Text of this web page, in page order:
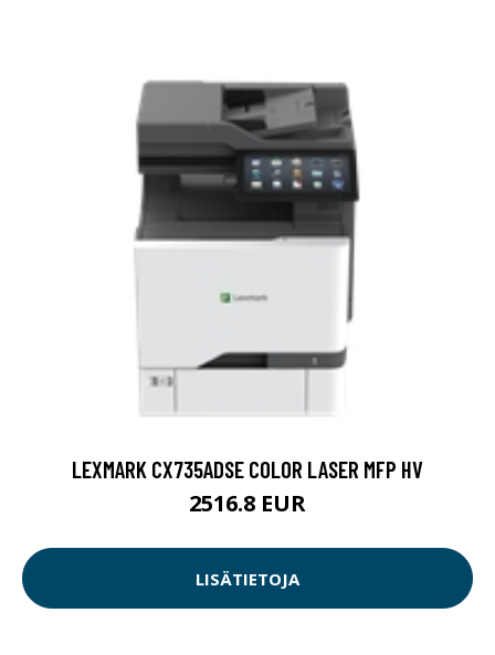
LEXMARK CX735ADSE COLOR LASER MFP HV
2516.8 EUR
LISÄTIETOJA